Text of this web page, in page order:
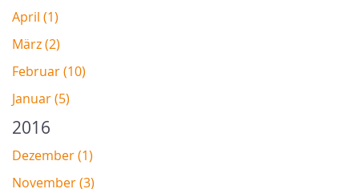
April (1)
März (2)
Februar (10)
Januar (5)
2016
Dezember (1)
November (3)